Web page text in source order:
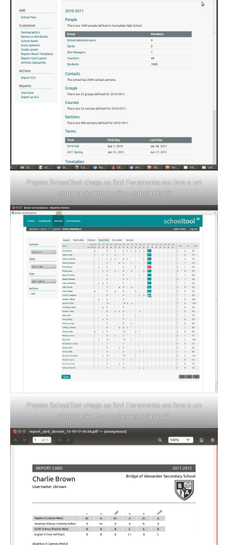
Projeto SchoolTool chega ao fim! Ferramenta era livre e um
sistema de informações estudantil! 10
Projeto SchoolTool chega ao fim! Ferramenta era livre e um
sistema de informações estudantil! 11